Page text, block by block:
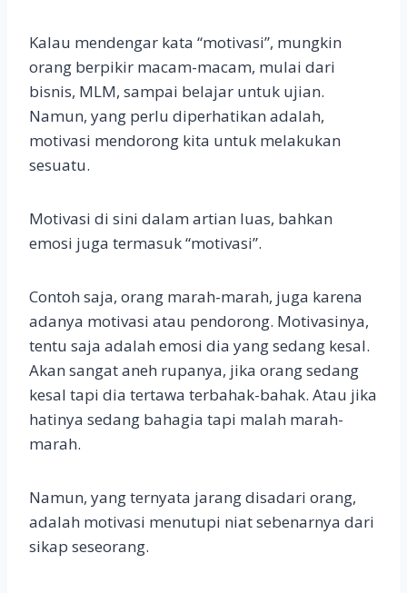
Kalau mendengar kata “motivasi”, mungkin
orang berpikir macam-macam, mulai dari
bisnis, MLM, sampai belajar untuk ujian.
Namun, yang perlu diperhatikan adalah,
motivasi mendorong kita untuk melakukan
sesuatu.
Motivasi di sini dalam artian luas, bahkan
emosi juga termasuk “motivasi”.
Contoh saja, orang marah-marah, juga karena
adanya motivasi atau pendorong. Motivasinya,
tentu saja adalah emosi dia yang sedang kesal.
Akan sangat aneh rupanya, jika orang sedang
kesal tapi dia tertawa terbahak-bahak. Atau jika
hatinya sedang bahagia tapi malah marah-
marah.
Namun, yang ternyata jarang disadari orang,
adalah motivasi menutupi niat sebenarnya dari
sikap seseorang.